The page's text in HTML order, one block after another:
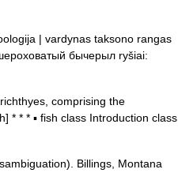
| vardynas taksono rangas
бычерыл ryšiai:
comprising the
* * * ▪ fish class Introduction class
Billings, Montana